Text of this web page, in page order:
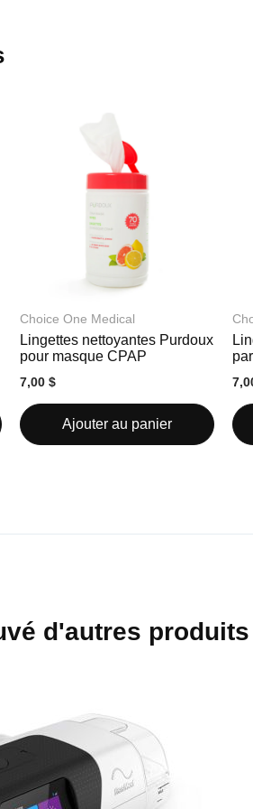
Choice One Medical
Lingettes nettoyantes Purdoux
pour masque CPAP
7,00 $
Ajouter au panier
d'autres